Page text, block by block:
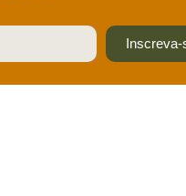
Inscreva-